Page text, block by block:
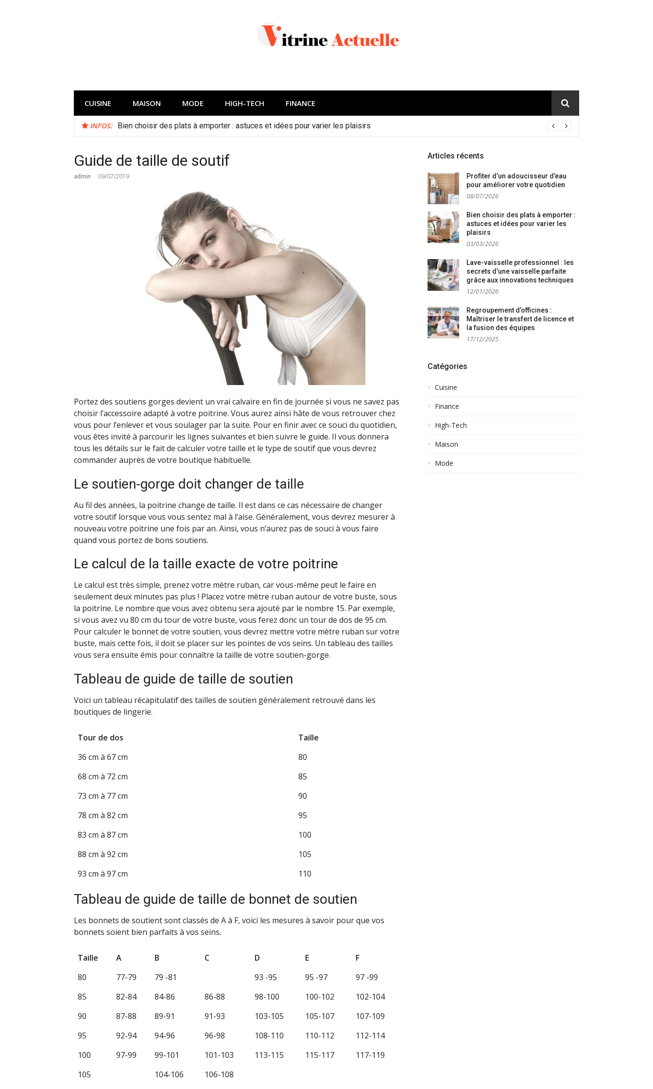
CUISINE MAISON MODE HIGH-TECH FINANCE
INFOS: Bien choisir des plats à emporter : astuces et idées pour varier les plaisirs
Guide de taille de soutif
admin 09/07/2019
Portez des soutiens gorges devient un vrai calvaire en fin de journée si vous ne savez pas
choisir l’accessoire adapté à votre poitrine. Vous aurez ainsi hâte de vous retrouver chez
vous pour l’enlever et vous soulager par la suite. Pour en finir avec ce souci du quotidien,
vous êtes invité à parcourir les lignes suivantes et bien suivre le guide. Il vous donnera
tous les détails sur le fait de calculer votre taille et le type de soutif que vous devrez
commander auprès de votre boutique habituelle.
Le soutien-gorge doit changer de taille
Au fil des années, la poitrine change de taille. Il est dans ce cas nécessaire de changer
votre soutif lorsque vous vous sentez mal à l’aise. Généralement, vous devrez mesurer à
nouveau votre poitrine une fois par an. Ainsi, vous n’aurez pas de souci à vous faire
quand vous portez de bons soutiens.
Le calcul de la taille exacte de votre poitrine
Le calcul est très simple, prenez votre mètre ruban, car vous-même peut le faire en
seulement deux minutes pas plus ! Placez votre mètre ruban autour de votre buste, sous
la poitrine. Le nombre que vous avez obtenu sera ajouté par le nombre 15. Par exemple,
si vous avez vu 80 cm du tour de votre buste, vous ferez donc un tour de dos de 95 cm.
Pour calculer le bonnet de votre soutien, vous devrez mettre votre mètre ruban sur votre
buste, mais cette fois, il doit se placer sur les pointes de vos seins. Un tableau des tailles
vous sera ensuite émis pour connaître la taille de votre soutien-gorge.
Tableau de guide de taille de soutien
Voici un tableau récapitulatif des tailles de soutien généralement retrouvé dans les
boutiques de lingerie.
Tour de dos
Taille
36 cm à 67 cm
80
68 cm à 72 cm
85
73 cm à 77 cm
90
78 cm à 82 cm
95
83 cm à 87 cm
100
88 cm à 92 cm
105
93 cm à 97 cm
110
Tableau de guide de taille de bonnet de soutien
Les bonnets de soutient sont classés de A à F, voici les mesures à savoir pour que vos
bonnets soient bien parfaits à vos seins.
Taille A B C D E
F
80
77-79 79 -81 93 -95 95 -97
97 -99
85
82-84 84-86 86-88 98-100 100-102
102-104
90
87-88 89-91 91-93 103-105 105-107
107-109
95
92-94 94-96 96-98 108-110 110-112
112-114
100
97-99 99-101 101-103 113-115 115-117
117-119
105
104-106
106-108
Articles récents
Profiter d’un adoucisseur d’eau
pour améliorer votre quotidien
08/07/2026
Bien choisir des plats à emporter :
astuces et idées pour varier les
plaisirs
03/03/2026
Lave-vaisselle professionnel : les
secrets d’une vaisselle parfaite
grâce aux innovations techniques
12/01/2026
Regroupement d’officines :
Maîtriser le transfert de licence et
la fusion des équipes
17/12/2025
Catégories
Cuisine
Finance
High-Tech
Maison
Mode